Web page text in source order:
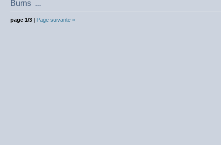
Burns ...
page 1/3 | Page suivante »